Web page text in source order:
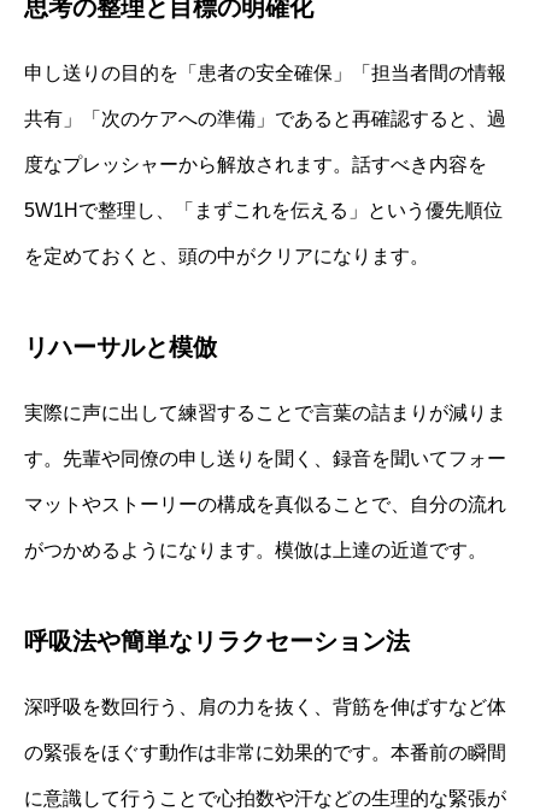
思考の整理と目標の明確化
申し送りの目的を「患者の安全確保」「担当者間の情報
共有」「次のケアへの準備」であると再確認すると、過
度なプレッシャーから解放されます。話すべき内容を
5W1Hで整理し、「まずこれを伝える」という優先順位
を定めておくと、頭の中がクリアになります。
リハーサルと模倣
実際に声に出して練習することで言葉の詰まりが減りま
す。先輩や同僚の申し送りを聞く、録音を聞いてフォー
マットやストーリーの構成を真似ることで、自分の流れ
がつかめるようになります。模倣は上達の近道です。
呼吸法や簡単なリラクセーション法
深呼吸を数回行う、肩の力を抜く、背筋を伸ばすなど体
の緊張をほぐす動作は非常に効果的です。本番前の瞬間
に意識して行うことで心拍数や汗などの生理的な緊張が